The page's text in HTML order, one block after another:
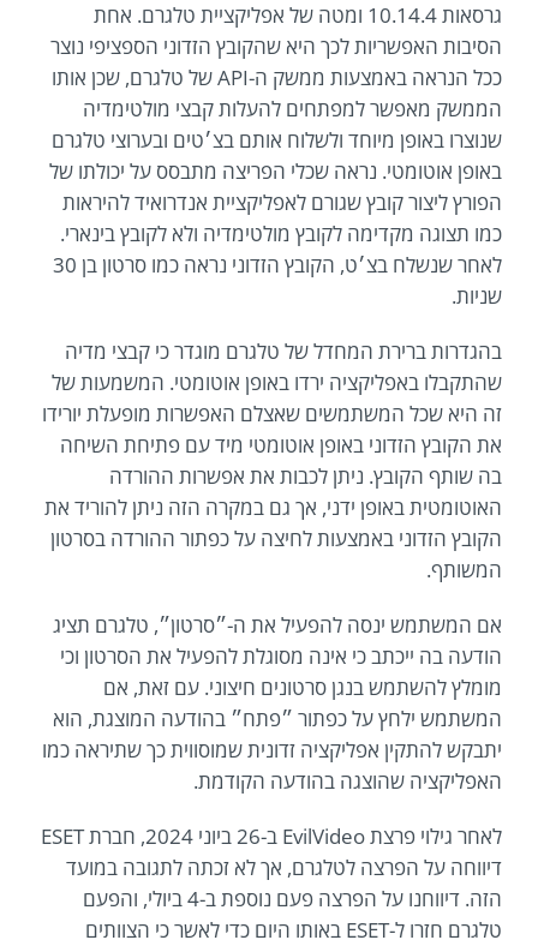
גרסאות 10.14.4 ומטה של אפליקציית טלגרם. אחת
הסיבות האפשריות לכך היא שהקובץ הזדוני הספציפי נוצר
ככל הנראה באמצעות ממשק ה-API של טלגרם, שכן אותו
הממשק מאפשר למפתחים להעלות קבצי מולטימדיה
שנוצרו באופן מיוחד ולשלוח אותם בצ׳טים ובערוצי טלגרם
באופן אוטומטי. נראה שכלי הפריצה מתבסס על יכולתו של
הפורץ ליצור קובץ שגורם לאפליקציית אנדרואיד להיראות
כמו תצוגה מקדימה לקובץ מולטימדיה ולא לקובץ בינארי.
לאחר שנשלח בצ׳ט, הקובץ הזדוני נראה כמו סרטון בן 30
שניות.
בהגדרות ברירת המחדל של טלגרם מוגדר כי קבצי מדיה
שהתקבלו באפליקציה ירדו באופן אוטומטי. המשמעות של
זה היא שכל המשתמשים שאצלם האפשרות מופעלת יורידו
את הקובץ הזדוני באופן אוטומטי מיד עם פתיחת השיחה
בה שותף הקובץ. ניתן לכבות את אפשרות ההורדה
האוטומטית באופן ידני, אך גם במקרה הזה ניתן להוריד את
הקובץ הזדוני באמצעות לחיצה על כפתור ההורדה בסרטון
המשותף.
אם המשתמש ינסה להפעיל את ה-״סרטון״, טלגרם תציג
הודעה בה ייכתב כי אינה מסוגלת להפעיל את הסרטון וכי
מומלץ להשתמש בנגן סרטונים חיצוני. עם זאת, אם
המשתמש ילחץ על כפתור ״פתח״ בהודעה המוצגת, הוא
יתבקש להתקין אפליקציה זדונית שמוסווית כך שתיראה כמו
האפליקציה שהוצגה בהודעה הקודמת.
לאחר גילוי פרצת EvilVideo ב-26 ביוני 2024, חברת ESET
דיווחה על הפרצה לטלגרם, אך לא זכתה לתגובה במועד
הזה. דיווחנו על הפרצה פעם נוספת ב-4 ביולי, והפעם
טלגרם חזרו ל-ESET באותו היום כדי לאשר כי הצוותים